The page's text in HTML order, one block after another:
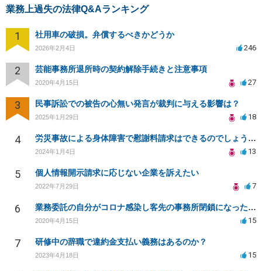
業務上過失の法律Q&Aランキング
1 社用車の破損。弁償するべきかどうか
2026年2月4日 246
2 芸能事務所退所時の契約解除手続きと注意事項
2020年4月15日 27
3 民事訴訟での被告の心無い発言が裁判に与える影響は？
2025年1月29日 18
4 労災事故による身体障害で慰謝料請求はできるのでしょうか？
2024年1月4日 13
5 個人情報開示請求に応じない企業を訴えたい
2022年7月29日 7
6 業務委託の自分がコロナ感染し客先の事務所閉鎖になったら損害賠償請求されますか？
2020年4月15日 15
7 研修中の辞職で違約金支払い義務はあるのか？
2023年4月18日 15